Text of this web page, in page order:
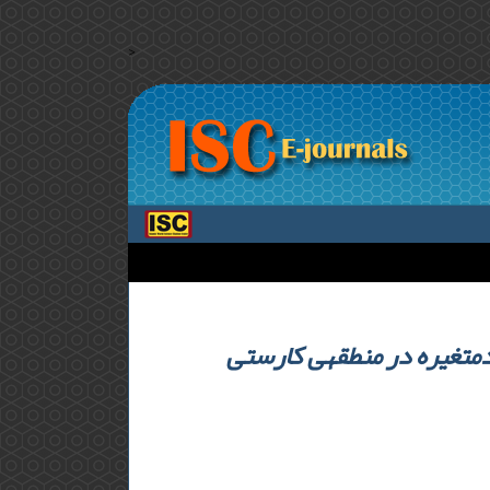
>
پهنه‎بندی تحول و حساسیت کارست با استفاده از مدل رگرسیون خطی چندمتغیره در منطقه‎ی کارستی